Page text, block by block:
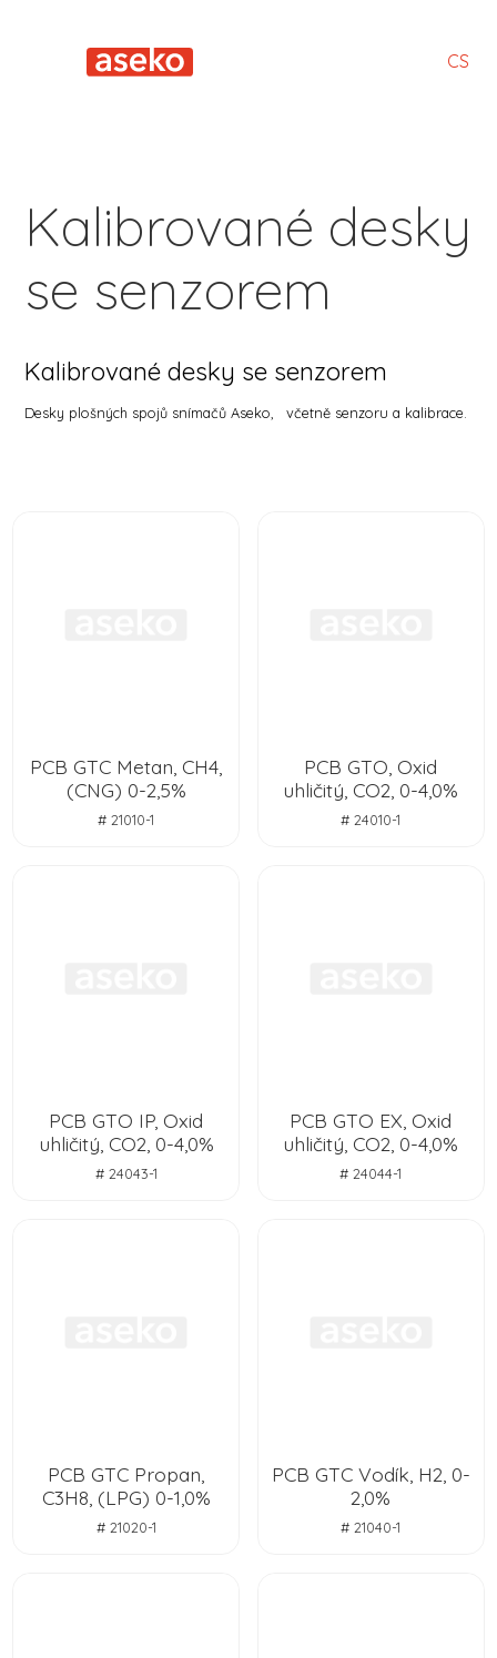
CS
Kalibrované desky
se senzorem
Kalibrované desky se senzorem
Desky plošných spojů snímačů Aseko, včetně senzoru a kalibrace.
PCB GTC Metan, CH4,
(CNG) 0-2,5%
# 21010-1
PCB GTO, Oxid
uhličitý, CO2, 0-4,0%
# 24010-1
PCB GTO IP, Oxid
uhličitý, CO2, 0-4,0%
# 24043-1
PCB GTO EX, Oxid
uhličitý, CO2, 0-4,0%
# 24044-1
PCB GTC Propan,
C3H8, (LPG) 0-1,0%
# 21020-1
PCB GTC Vodík, H2, 0-
2,0%
# 21040-1